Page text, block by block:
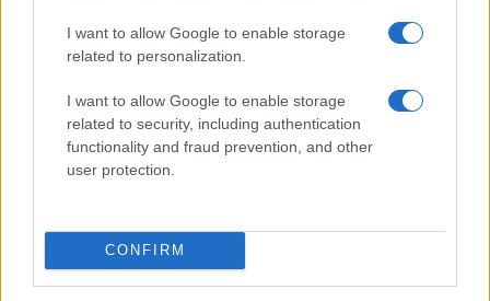
I want to allow Google to enable storage
related to personalization.
I want to allow Google to enable storage
related to security, including authentication
functionality and fraud prevention, and other
user protection.
CONFIRM
ΕΛΛΑΔΑ
κόστισε τη ζωή μητέρας και γιου – Η στιγμή της
σφοδρής σύγκρουσης